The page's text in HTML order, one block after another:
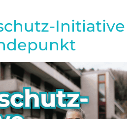
Initiative